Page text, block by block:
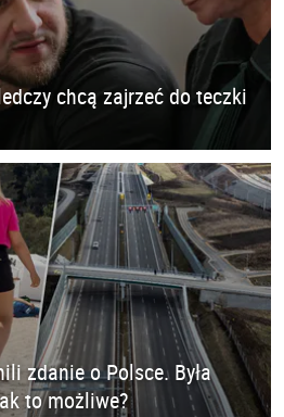
chcą zajrzeć do teczki
zdanie o Polsce. Była
to możliwe?